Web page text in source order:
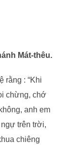
Mát-thêu.
rằng : “Khi
chừng, chớ
anh em
trên trời,
chiêng